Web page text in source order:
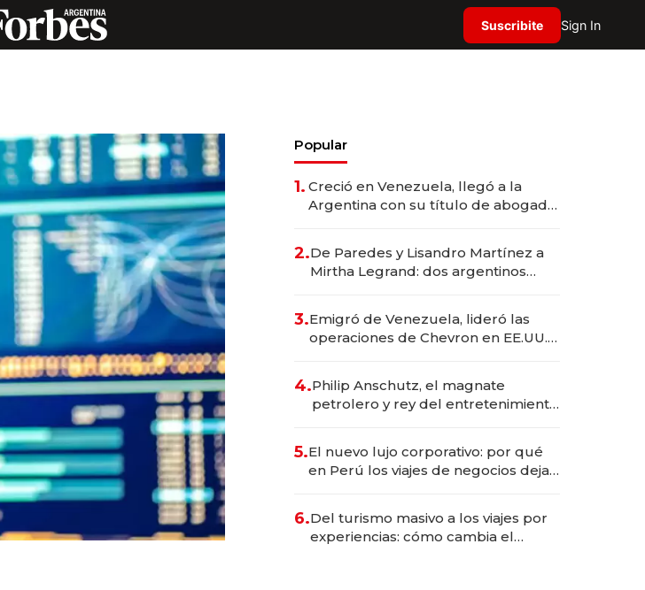
Suscribite Sign In
Popular
1. Creció en Venezuela, llegó a la
Argentina con su título de abogado
marcas "fast premium"
2.De Paredes y Lisandro Martínez a
Mirtha Legrand: dos argentinos
3.Emigró de Venezuela, lideró las
operaciones de Chevron en EE.UU. y
4.Philip Anschutz, el magnate
petrolero y rey del entretenimiento
5.El nuevo lujo corporativo: por qué
en Perú los viajes de negocios dejan
6.Del turismo masivo a los viajes por
experiencias: cómo cambia el